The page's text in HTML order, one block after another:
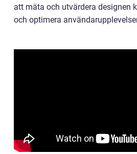
att mäta och utvärdera designen
och optimera